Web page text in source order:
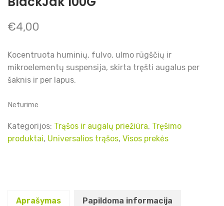
€4,00
Kocentruota huminių, fulvo, ulmo rūgščių ir
mikroelementų suspensija, skirta tręšti augalus per
šaknis ir per lapus.
Neturime
Kategorijos: Trąšos ir augalų priežiūra, Tręšimo
produktai, Universalios trąšos, Visos prekės
Aprašymas Papildoma informacija